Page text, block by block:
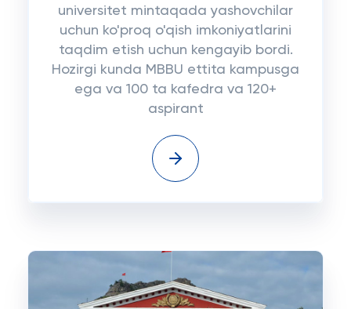
universitet mintaqada yashovchilar
uchun ko'proq o'qish imkoniyatlarini
taqdim etish uchun kengayib bordi.
Hozirgi kunda MBBU ettita kampusga
ega va 100 ta kafedra va 120+
aspirant